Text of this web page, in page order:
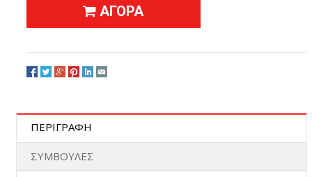
ΑΓΟΡΑ
ΠΕΡΙΓΡΑΦΗ
ΣΥΜΒΟΥΛΕΣ